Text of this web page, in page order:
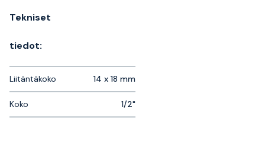
Tekniset
tiedot:
Liitäntäkoko 14 x 18 mm
Koko 1/2"